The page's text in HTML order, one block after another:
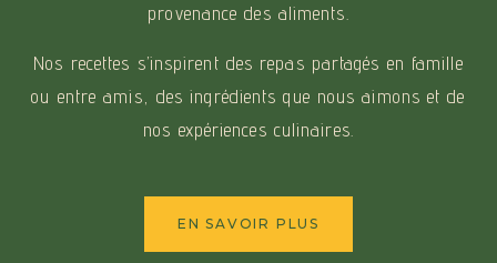
provenance des aliments.
Nos recettes s’inspirent des repas partagés en famille
ou entre amis, des ingrédients que nous aimons et de
nos expériences culinaires.
EN SAVOIR PLUS